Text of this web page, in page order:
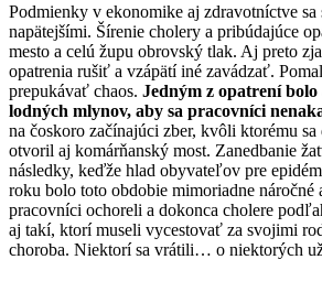
Podmienky v ekonomike aj zdravotníctve sa
napätejšími. Šírenie cholery a pribúdajúce
mesto a celú župu obrovský tlak. Aj preto
opatrenia rušiť a vzápätí iné zavádzať.
prepukávať chaos. Jedným z opatrení bolo
lodných mlynov, aby sa pracovníci
na čoskoro začínajúci zber, kvôli ktorému sa
otvoril aj komárňanský most. Zanedbanie
následky, keďže hlad obyvateľov pre
roku bolo toto obdobie mimoriadne náročné
pracovníci ochoreli a dokonca cholere
aj takí, ktorí museli vycestovať za svojimi
choroba. Niektorí sa vrátili… o niektorých